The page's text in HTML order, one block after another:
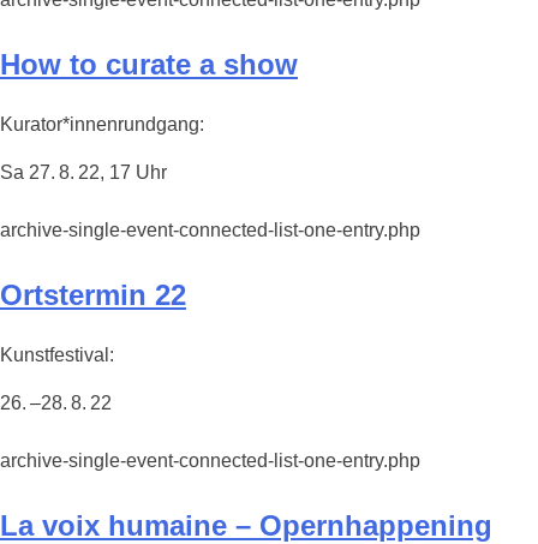
How to curate a show
Kurator*innenrundgang:
Sa 27. 8. 22, 17 Uhr
archive-single-event-connected-list-one-entry.php
Ortstermin 22
Kunstfestival:
26. –28. 8. 22
archive-single-event-connected-list-one-entry.php
La voix humaine – Opernhappening